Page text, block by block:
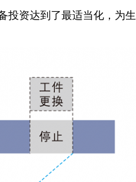
投资达到了最适当化，为